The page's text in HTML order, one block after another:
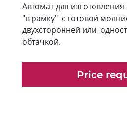
Автомат для
"в рамку" с готовой
двухсторонней или
обтачкой.
Price